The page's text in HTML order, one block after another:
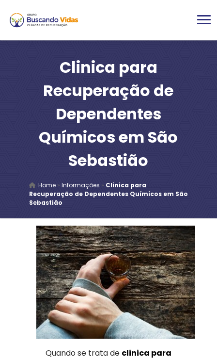
Clinica para
Recuperação de
Dependentes
Químicos em São
Sebastião
Home» Informações » Clinica para
Recuperação de Dependentes Químicos em São
Sebastião
Quando se trata de clinica para